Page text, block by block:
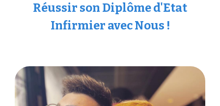
Réussir son Diplôme d'Etat
Infirmier avec Nous !